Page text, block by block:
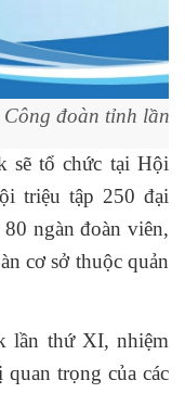
đoàn tỉnh lần
sẽ tổ chức tại Hội
triệu tập 250 đại
ngàn đoàn viên,
cơ sở thuộc quản
lần thứ XI, nhiệm
trọng của các